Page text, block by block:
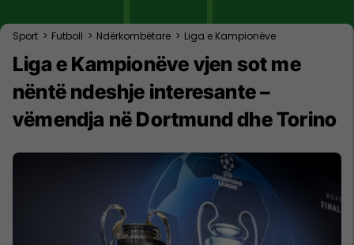
Sport > Futboll > Ndërkombëtare > Liga e Kampionëve
Liga e Kampionëve vjen sot me
nëntë ndeshje interesante –
vëmendja në Dortmund dhe Torino